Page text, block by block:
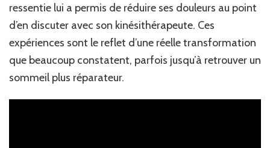
ressentie lui a permis de réduire ses douleurs au point
d’en discuter avec son kinésithérapeute. Ces
expériences sont le reflet d’une réelle transformation
que beaucoup constatent, parfois jusqu’à retrouver un
sommeil plus réparateur.